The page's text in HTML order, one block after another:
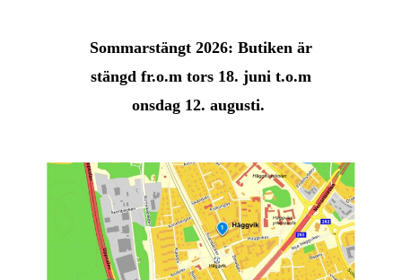
Sommarstängt 2026: Butiken är
stängd fr.o.m tors 18. juni t.o.m
onsdag 12. augusti.